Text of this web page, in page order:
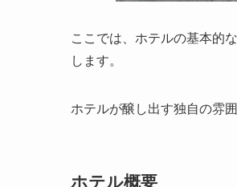
ここでは、ホテルの基本的
します。
ホテルが醸し出す独自の雰
ホテル概要